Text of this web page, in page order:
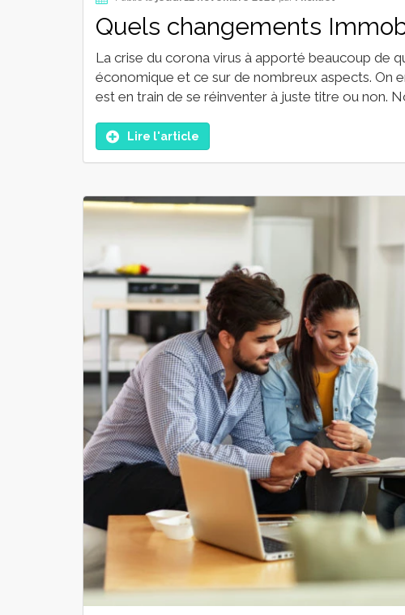
Quels changements
La crise du corona virus à apporté beaucoup de
économique et ce sur de nombreux aspects. On
est en train de se réinventer à juste titre ou non.
Lire l'article